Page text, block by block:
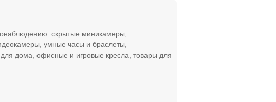
скрытые миникамеры,
умные часы и браслеты,
дома, офисные и игровые кресла, товары для